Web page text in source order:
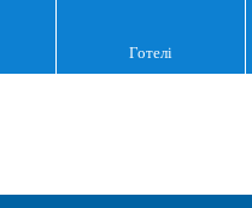
Готелі